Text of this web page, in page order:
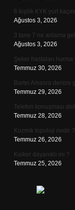
6 kişilik KYK yurt
Ağustos 3, 2026
3 tane 7 ne anlama
Ağustos 3, 2026
Şeker hastaları
Temmuz 30, 2026
Bartın Amasra denize
Temmuz 29, 2026
Telefon konuşması
Temmuz 28, 2026
Kozmik topoloji nedir ?
Temmuz 26, 2026
Kalker dayanıklı mı ?
Temmuz 25, 2026